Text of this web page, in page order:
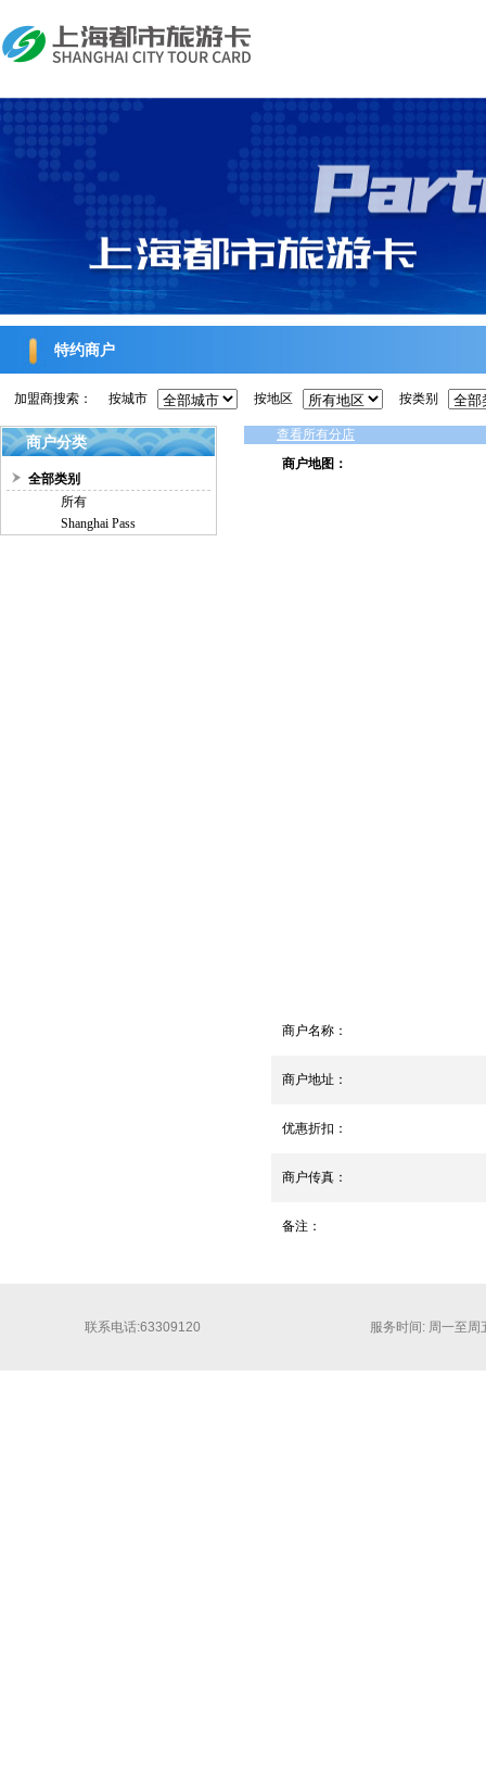
特约商户
加盟商搜索： 按城市 按地区 按类别
商户分类
全部类别
所有
Shanghai Pass
查看所有分店
商户地图：
商户名称：
商户地址：
优惠折扣：
商户传真：
备注：
联系电话:63309120 服务时间: 周一至